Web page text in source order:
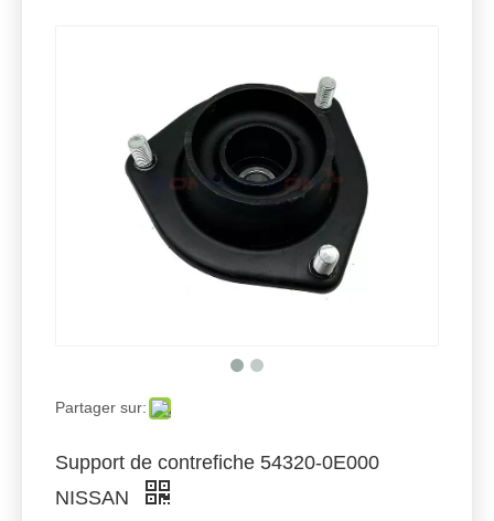
Partager sur:
Support de contrefiche 54320-0E000
NISSAN